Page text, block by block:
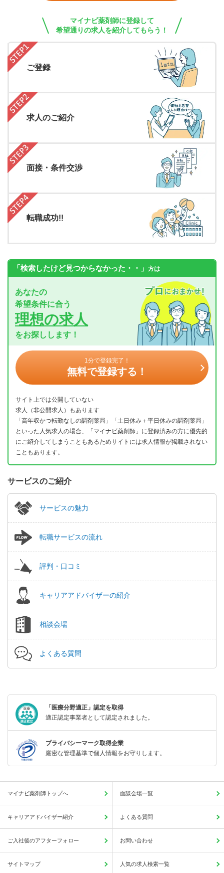
マイナビ薬剤師に登録して
希望通りの求人を紹介してもらう！
ご登録
求人のご紹介
面接・条件交渉
転職成功!!
「検索したけど見つからなかった・・」 方は
あなたの
希望条件に合う
理想の求人
をお探しします！
1分で登録完了！
無料で登録する！
サイト上では公開していない
求人（非公開求人）もあります
「高年収かつ転勤なしの調剤薬局」「土日休み＋平日休みの調剤薬局」
といった人気求人の場合、「マイナビ薬剤師」に登録済みの方に優先的
にご紹介してしまうこともあるためサイトには求人情報が掲載されない
こともあります。
サービスのご紹介
サービスの魅力
転職サービスの流れ
評判・口コミ
キャリアアドバイザーの紹介
相談会場
よくある質問
「医療分野適正」認定を取得
適正認定事業者として認定されました。
プライバシーマーク取得企業
厳密な管理基準で個人情報をお守りします。
マイナビ薬剤師トップへ 面談会場一覧
キャリアアドバイザー紹介 よくある質問
ご入社後のアフターフォロー お問い合わせ
サイトマップ 人気の求人検索一覧